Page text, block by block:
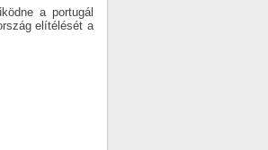
a portugál
elítélését a